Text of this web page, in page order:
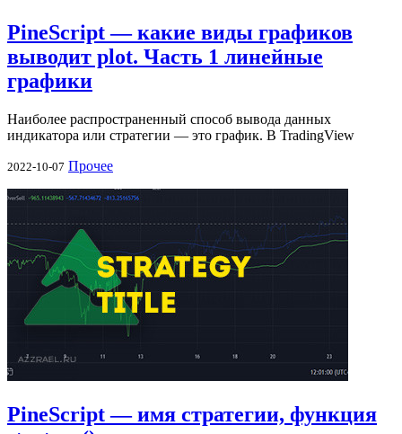
PineScript — какие виды графиков
выводит plot. Часть 1 линейные
графики
Наиболее распространенный способ вывода данных
индикатора или стратегии — это график. В TradingView
2022-10-07 Прочее
PineScript — имя стратегии, функция